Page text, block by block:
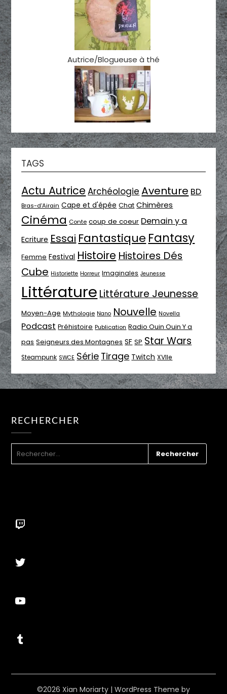
Autrice/Blogueuse à thé
TAGS
Actu Autrice Archéologie Aventure BD
Bras-d'Airain Cape et d'épée Chat Chimères
Cinéma Conte coup de coeur Demain y a
Ecriture Essai Fantastique Fantasy
Femme Festival Histoire Histoires Dés
Cube Historiette Horreur Imaginales Jeunesse
Littérature Littérature Jeunesse
Moyen-Age Mythologie Nano Nouvelle Novella
Podcast Préhistoire Publication Radio Ouin Ouin Y a
pas Seigneurs des Montagnes SF SP Star Wars
Steampunk SWCE Série Tirage Twitch XVIIe
RECHERCHER
Twitch
Twitter
YouTube
Tumblr
©2026 Xian Moriarty | WordPress Theme by